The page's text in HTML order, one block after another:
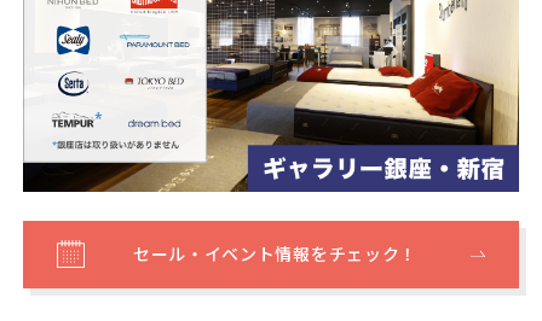
セール・イベント情報をチェック！